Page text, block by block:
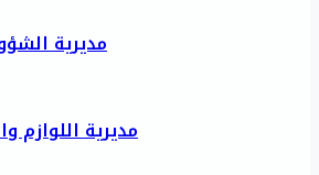
مديرية
مديرية اللوازم